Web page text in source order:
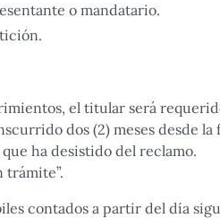
o mandatario.
el titular será
dos (2) meses desde
ha desistido del reclamo.
trámite”.
contados a partir del día